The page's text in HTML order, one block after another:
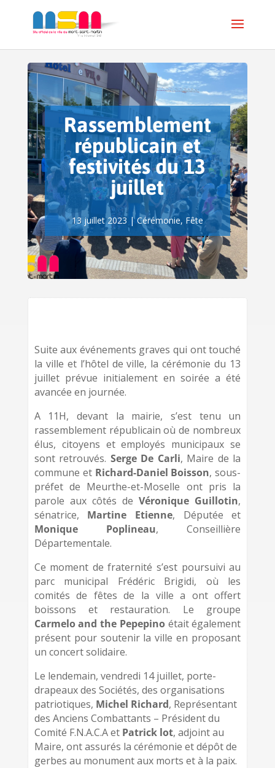
Rassemblement
républicain et
festivités du 13
juillet
13 juillet 2023|Cérémonie, Fête
Suite aux événements graves qui ont touché
la ville et l’hôtel de ville, la cérémonie du 13
juillet prévue initialement en soirée a été
avancée en journée.
A 11H, devant la mairie, s’est tenu un
rassemblement républicain où de nombreux
élus, citoyens et employés municipaux se
sont retrouvés. Serge De Carli, Maire de la
commune et Richard-Daniel Boisson, sous-
préfet de Meurthe-et-Moselle ont pris la
parole aux côtés deVéronique Guillotin,
sénatrice, Martine Etienne, Députée et
Monique Poplineau, Conseillière
Départementale.
Ce moment de fraternité s’est poursuivi au
parc municipal Frédéric Brigidi, où les
comités de fêtes de la ville a ont offert
boissons et restauration. Le groupe
Carmelo and the Pepepinoétait également
présent pour soutenir la ville en proposant
un concert solidaire.
Le lendemain, vendredi 14 juillet, porte-
drapeaux des Sociétés, des organisations
patriotiques, Michel Richard, Représentant
des Anciens Combattants – Président du
Comité F.N.A.C.A et Patrick lot, adjoint au
Maire, ont assurés la cérémonie et dépôt de
gerbes au monument aux morts et à la paix.